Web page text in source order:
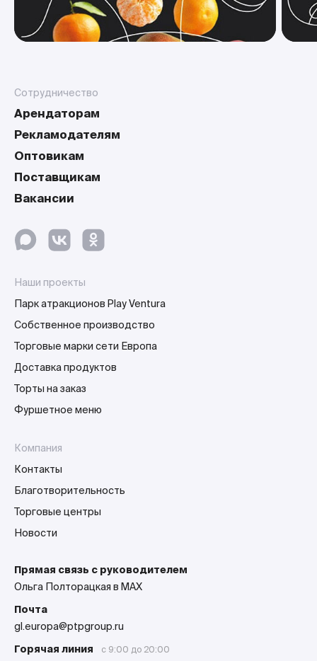
Сотрудничество
Арендаторам
Рекламодателям
Оптовикам
Поставщикам
Вакансии
Наши проекты
Парк атракционов Play Ventura
Собственное производство
Торговые марки сети Европа
Доставка продуктов
Торты на заказ
Фуршетное меню
Компания
Контакты
Благотворительность
Торговые центры
Новости
Прямая связь с руководителем
Ольга Полторацкая в MAX
Почта
gl.europa@ptpgroup.ru
Горячая линия
с 9:00 до 20:00